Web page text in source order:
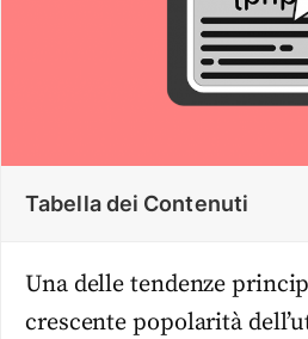
Tabella dei Contenuti
Una delle tendenze
crescente popolarità